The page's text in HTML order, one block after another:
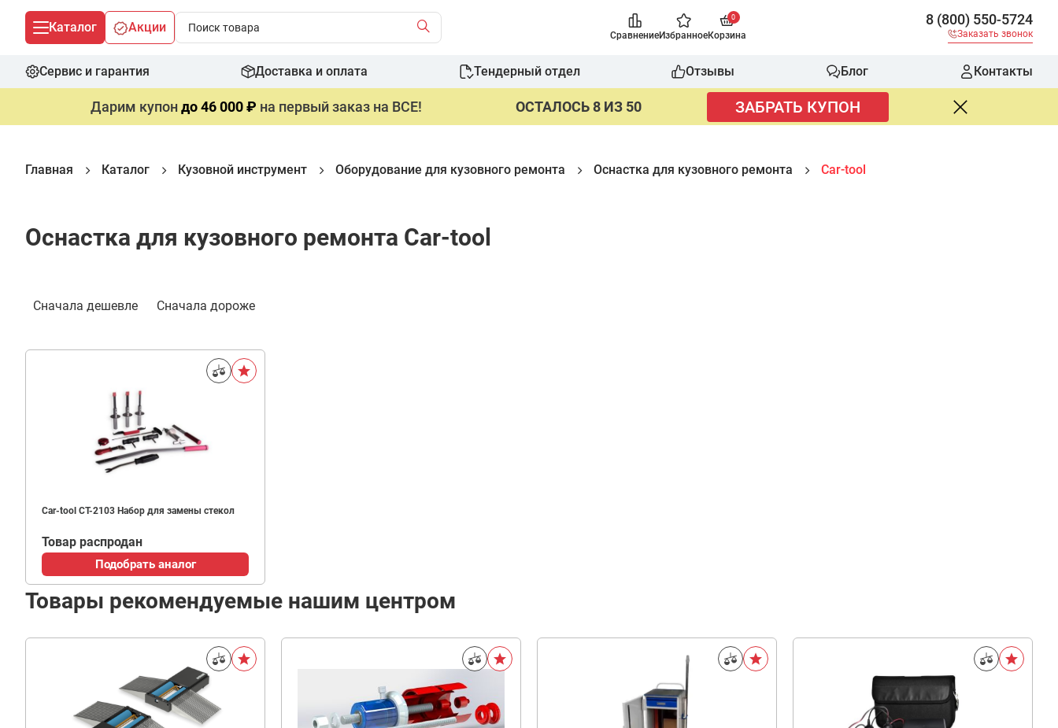
Каталог Акции
СравнениеИзбранное
0
Корзина
8 (800) 550-5724
Заказать звонок
Сервис и гарантия Доставка и оплата Тендерный отдел Отзывы Блог Контакты
Дарим купондо 46 000 ₽ на первый заказ на ВСЕ! ОСТАЛОСЬ 8 ИЗ 50 ЗАБРАТЬ КУПОН
Главная Каталог Кузовной инструмент Оборудование для кузовного ремонта Оснастка для кузовного ремонта Car-tool
Оснастка для кузовного ремонта Car-tool
Сначала дешевле Сначала дороже
Фильтр
Car-tool CT-2103 Набор для замены стекол
Товар распродан
Подобрать аналог
Товары рекомендуемые нашим центром